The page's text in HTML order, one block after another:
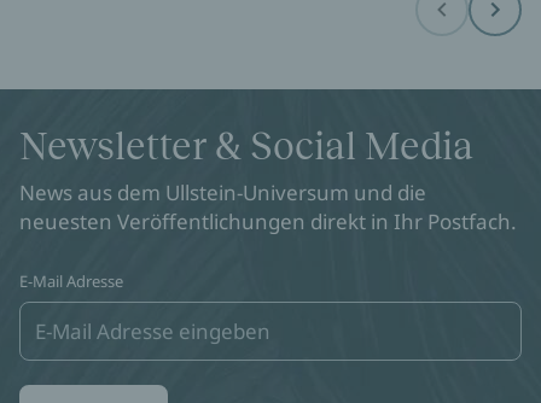
Before Next
Newsletter & Social Media
News aus dem Ullstein-Universum und die
neuesten Veröffentlichungen direkt in Ihr Postfach.
E-Mail Adresse